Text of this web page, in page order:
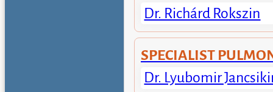
Dr. Richárd Rokszin
SPECIALIST
Dr. Lyubomir